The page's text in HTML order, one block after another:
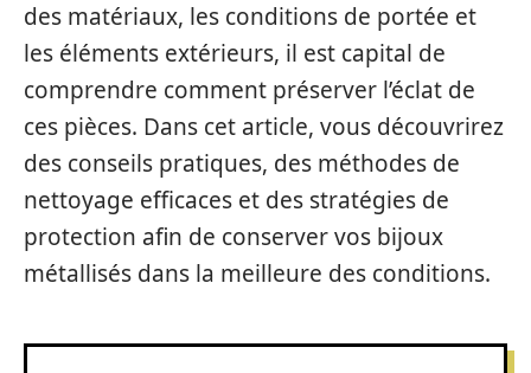
des matériaux, les conditions de portée et
les éléments extérieurs, il est capital de
comprendre comment préserver l’éclat de
ces pièces. Dans cet article, vous découvrirez
des conseils pratiques, des méthodes de
nettoyage efficaces et des stratégies de
protection afin de conserver vos bijoux
métallisés dans la meilleure des conditions.